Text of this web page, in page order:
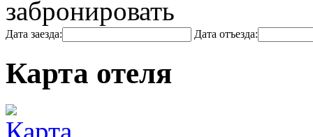
забронировать
Дата заезда: Дата отъезда:
Карта отеля